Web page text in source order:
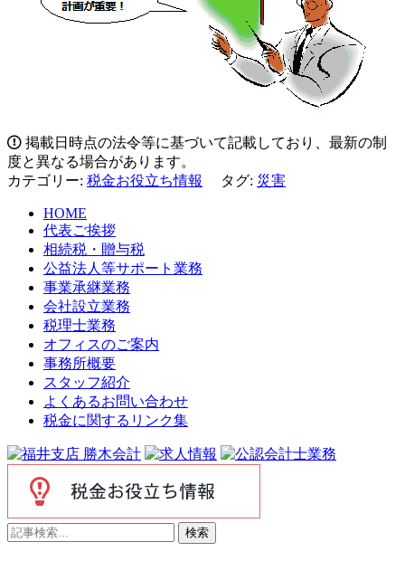
掲載日時点の法令等に基づいて記載しており、最新の制
度と異なる場合があります。
カテゴリー: 税金お役立ち情報 タグ: 災害
HOME
代表ご挨拶
相続税・贈与税
公益法人等サポート業務
事業承継業務
会社設立業務
税理士業務
オフィスのご案内
事務所概要
スタッフ紹介
よくあるお問い合わせ
税金に関するリンク集
検索